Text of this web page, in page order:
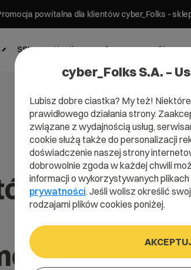
powitalna dla klientów cyber_Folks -
SSL Hosting Serwery Strony
cyber_Folks S.A. –
Lubisz dobre ciastka? My też!
prawidłowego działania strony.
związane z wydajnością usług,
cookie służą także do personalizacji
doświadczenie naszej strony
dobrowolnie zgoda w każdej chwili
informacji o wykorzystywanych
prywatności. Jeśli wolisz określić
rodzajami plików cookies poniżej.